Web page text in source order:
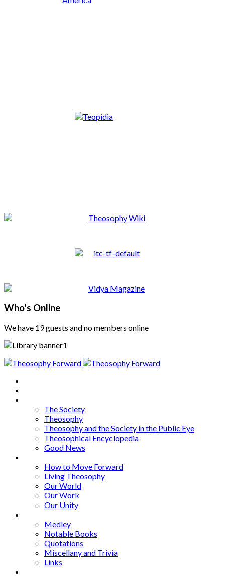
Who's Online
We have 19 guests and no members online
The Society
Theosophy
Theosophy and the Society in the Public Eye
Theosophical Encyclopedia
Good News
How to Move Forward
Living Theosophy
Our World
Our Work
Our Unity
Medley
Notable Books
Quotations
Miscellany and Trivia
Links